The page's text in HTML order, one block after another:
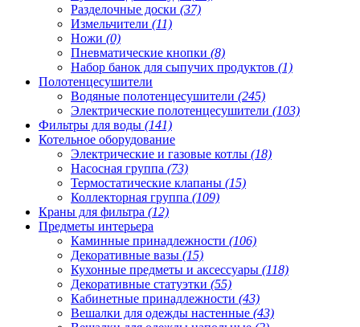
Разделочные доски (37)
Измельчители (11)
Ножи (0)
Пневматические кнопки (8)
Набор банок для сыпучих продуктов (1)
Полотенцесушители
Водяные полотенцесушители (245)
Электрические полотенцесушители (103)
Фильтры для воды (141)
Котельное оборудование
Электрические и газовые котлы (18)
Насосная группа (73)
Термостатические клапаны (15)
Коллекторная группа (109)
Краны для фильтра (12)
Предметы интерьера
Каминные принадлежности (106)
Декоративные вазы (15)
Кухонные предметы и аксессуары (118)
Декоративные статуэтки (55)
Кабинетные принадлежности (43)
Вешалки для одежды настенные (43)